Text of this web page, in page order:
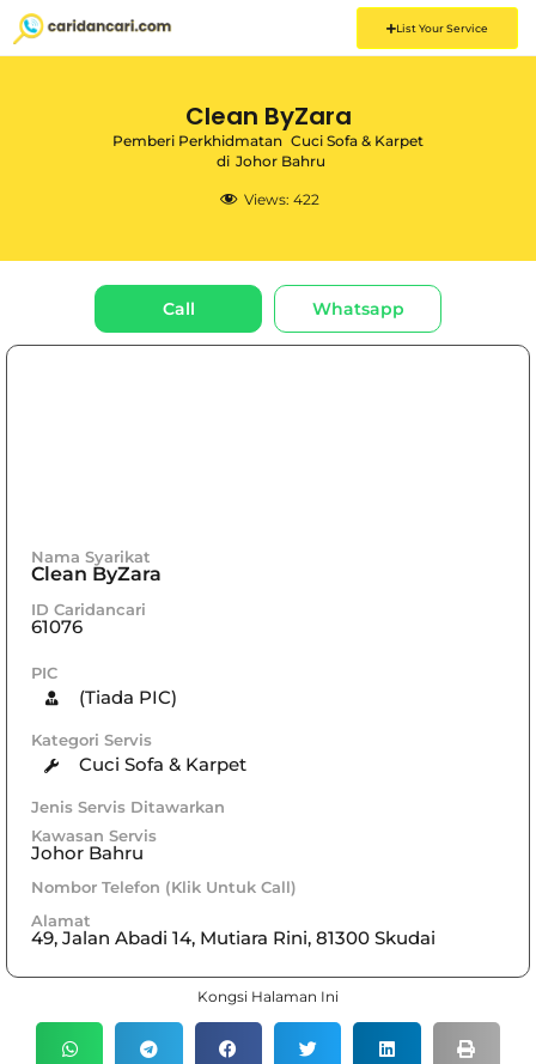
List Your Service
Clean ByZara
Pemberi Perkhidmatan Cuci Sofa & Karpet
di Johor Bahru
Views: 422
Call Whatsapp
Nama Syarikat
Clean ByZara
ID Caridancari
61076
PIC
(Tiada PIC)
Kategori Servis
Cuci Sofa & Karpet
Jenis Servis Ditawarkan
Kawasan Servis
Johor Bahru
Nombor Telefon (Klik Untuk Call)
Alamat
49, Jalan Abadi 14, Mutiara Rini, 81300 Skudai
Kongsi Halaman Ini